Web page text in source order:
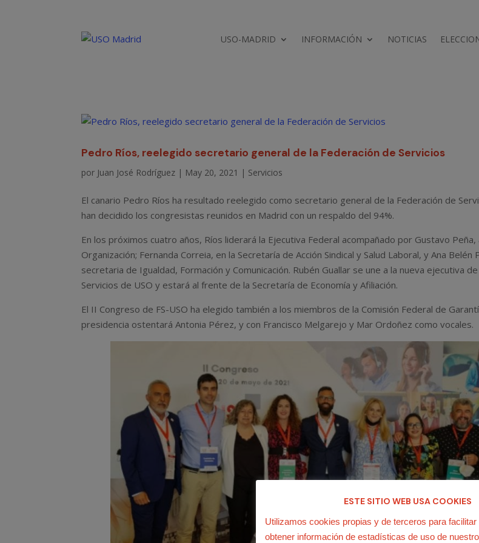
USO-MADRID INFORMACIÓN NOTICIAS
Pedro Ríos, reelegido secretario general de la Federación de Servicios
por Juan José Rodríguez | May 20, 2021 | Servicios
El canario Pedro Ríos ha resultado reelegido como secretario general de la Federación de
han decidido los congresistas reunidos en Madrid con un respaldo del 94%.
En los próximos cuatro años, Ríos liderará la Ejecutiva Federal acompañado por Gustavo
Organización; Fernanda Correia, en la Secretaría de Acción Sindical y Salud Laboral, y Ana Belén
secretaria de Igualdad, Formación y Comunicación. Rubén Guallar se une a la nueva ejecutiva
Servicios de USO y estará al frente de la Secretaría de Economía y Afiliación.
El II Congreso de FS-USO ha elegido también a los miembros de la Comisión Federal de
presidencia ostentará Antonia Pérez, y con Francisco Melgarejo y Mar Ordoñez como vocales.
ESTE SITIO WEB USA COOKIES
Utilizamos cookies propias y de terceros para facilitar
obtener información de estadísticas de uso de